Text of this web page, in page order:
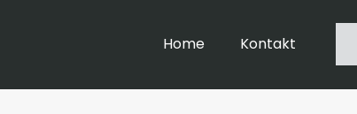
Home Kontakt